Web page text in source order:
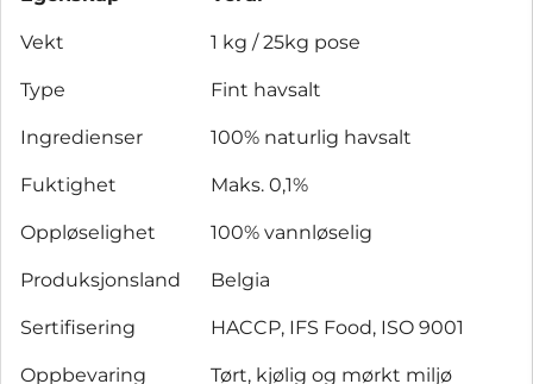
Vekt 1 kg / 25kg pose
Type Fint havsalt
Ingredienser 100% naturlig havsalt
Fuktighet Maks. 0,1%
Oppløselighet 100% vannløselig
Produksjonsland Belgia
Sertifisering HACCP, IFS Food, ISO 9001
Oppbevaring Tørt, kjølig og mørkt miljø